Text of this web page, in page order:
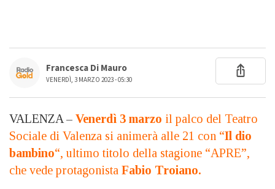
Francesca Di Mauro
VENERDÌ, 3 MARZO 2023 - 05:30
VALENZA – Venerdì 3 marzo il palco del Teatro
Sociale di Valenza si animerà alle 21 con “Il dio
bambino“, ultimo titolo della stagione “APRE”,
che vede protagonista Fabio Troiano.